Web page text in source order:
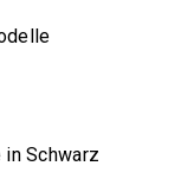
Schwarz